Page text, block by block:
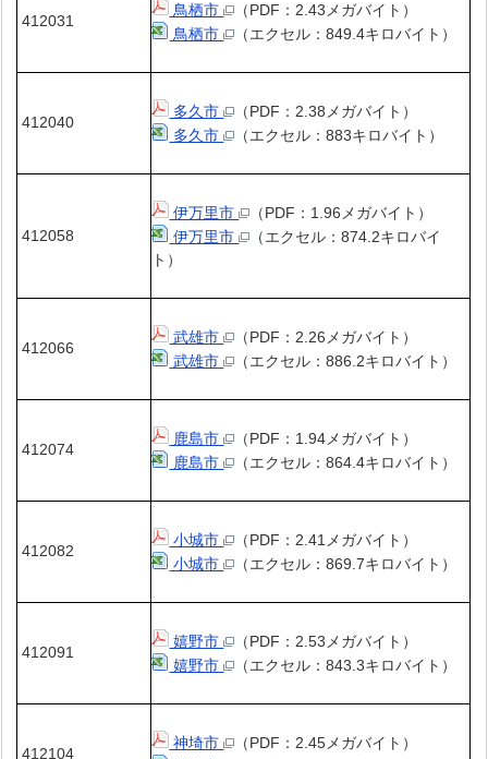
412031
鳥栖市
（PDF：2.43メガバイト）
鳥栖市
（エクセル：849.4キロバイト）
412040
多久市
（PDF：2.38メガバイト）
多久市
（エクセル：883キロバイト）
412058
伊万里市
（PDF：1.96メガバイト）
伊万里市
（エクセル：874.2キロバイ
ト）
412066
武雄市
（PDF：2.26メガバイト）
武雄市
（エクセル：886.2キロバイト）
412074
鹿島市
（PDF：1.94メガバイト）
鹿島市
（エクセル：864.4キロバイト）
412082
小城市
（PDF：2.41メガバイト）
小城市
（エクセル：869.7キロバイト）
412091
嬉野市
（PDF：2.53メガバイト）
嬉野市
（エクセル：843.3キロバイト）
412104
神埼市
（PDF：2.45メガバイト）